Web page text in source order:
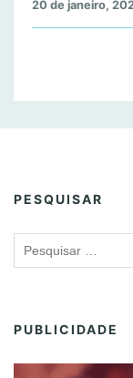
20 de janeiro,
PESQUISAR
PUBLICIDADE